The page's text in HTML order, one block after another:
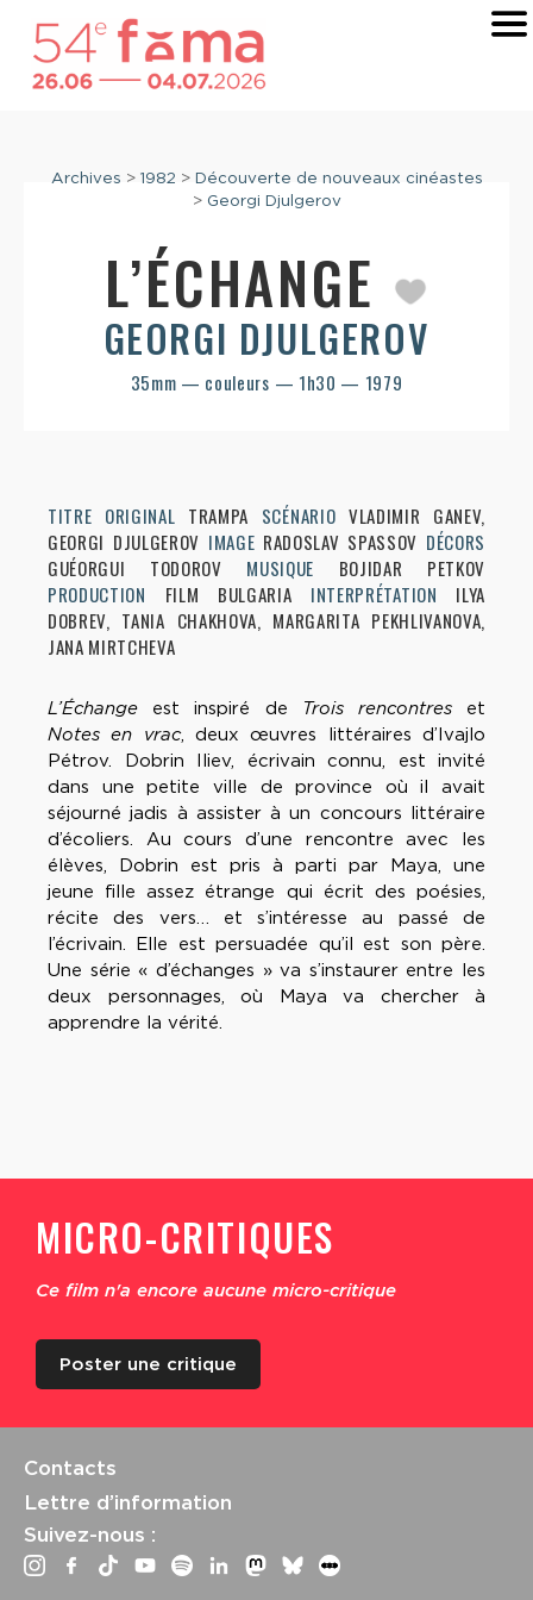
Archives > 1982 > Découverte de nouveaux cinéastes
> Georgi Djulgerov
L’ÉCHANGE
GEORGI DJULGEROV
35mm — couleurs — 1h30 — 1979
TITRE ORIGINAL TRAMPA SCÉNARIO VLADIMIR GANEV,
GEORGI DJULGEROV IMAGE RADOSLAV SPASSOV DÉCORS
GUÉORGUI TODOROV MUSIQUE BOJIDAR PETKOV
PRODUCTION FILM BULGARIA INTERPRÉTATION
ILYA
DOBREV, TANIA CHAKHOVA, MARGARITA PEKHLIVANOVA,
JANA MIRTCHEVA
L’Échange est inspiré de Trois rencontreset
Notes en vrac, deux œuvres littéraires d’Ivajlo
Pétrov. Dobrin Iliev, écrivain connu, est invité
dans une petite ville de province où il avait
séjourné jadis à assister à un concours littéraire
d’écoliers. Au cours d’une rencontre avec les
élèves, Dobrin est pris à parti par Maya, une
jeune fille assez étrange qui écrit des poésies,
récite des vers… et s’intéresse au passé de
l’écrivain. Elle est persuadée qu’il est son père.
Une série « d’échanges » va s’instaurer entre les
deux personnages, où Maya va chercher à
apprendre la vérité.
MICRO-CRITIQUES
Ce film n'a encore aucune micro-critique
Poster une critique
Contacts
Lettre d’information
Suivez-nous :